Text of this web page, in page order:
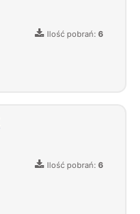
Ilość pobrań: 6
Ilość pobrań: 6